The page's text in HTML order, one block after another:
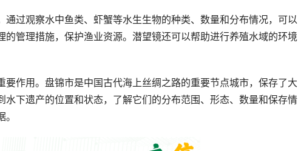
通过观察水中鱼类、虾蟹等水生生物的种类、数量和分布情况，可以
管理措施，保护渔业资源。潜望镜还可以帮助进行养殖水域的环境
作用。盘锦市是中国古代海上丝绸之路的重要节点城市，保存了大
下遗产的位置和状态，了解它们的分布范围、形态、数量和保存情